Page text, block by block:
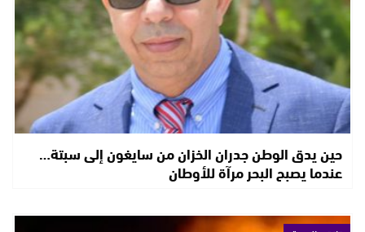
حين يدق الوطن جدران الخزان من سايغون إلى سبتة…
عندما يصبح البحر مرآة للأوطان